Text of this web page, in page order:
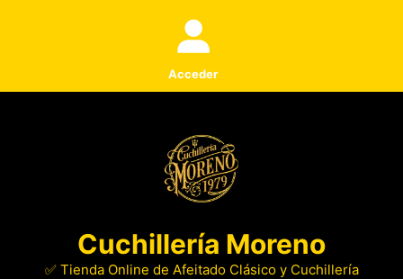
Acceder
Cuchillería Moreno
✅ Tienda Online de Afeitado Clásico y Cuchillería